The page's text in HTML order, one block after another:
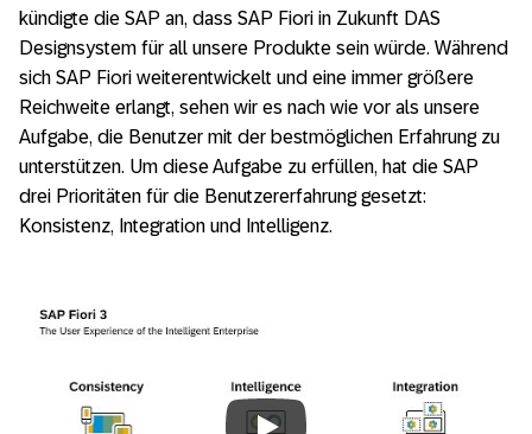
kündigte die SAP an, dass SAP Fiori in Zukunft DAS
Designsystem für all unsere Produkte sein würde. Während
sich SAP Fiori weiterentwickelt und eine immer größere
Reichweite erlangt, sehen wir es nach wie vor als unsere
Aufgabe, die Benutzer mit der bestmöglichen Erfahrung zu
unterstützen. Um diese Aufgabe zu erfüllen, hat die SAP
drei Prioritäten für die Benutzererfahrung gesetzt:
Konsistenz, Integration und Intelligenz.